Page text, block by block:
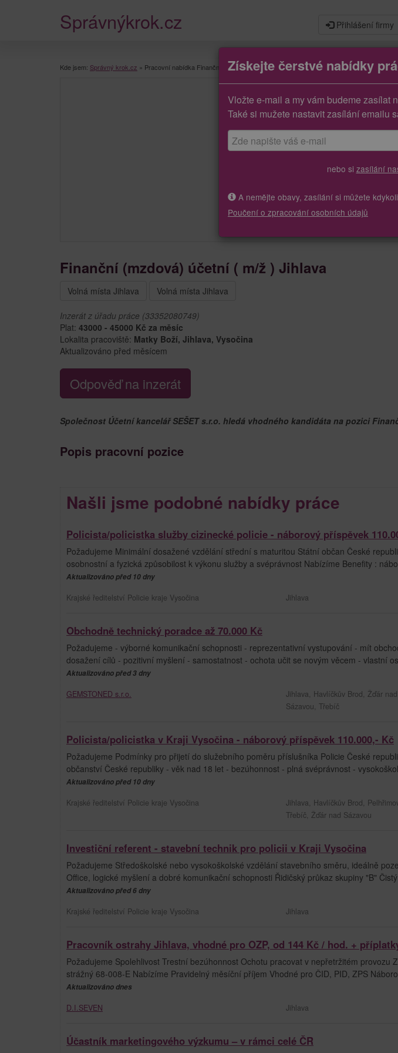
Správnýkrok.cz Přihlášení firmy
Kde jsem: Správný krok.cz » Pracovní nabídka Finanční (mzdová) účetní ( m/ž )
Finanční (mzdová) účetní ( m/ž ) Jihlava
Volná místa Jihlava Volná místa Jihlava
Inzerát z úřadu práce (33352080749)
Plat: 43000 - 45000 Kč za měsíc
Lokalita pracoviště: Matky Boží, Jihlava, Vysočina
Aktualizováno před měsícem
Odpověď na inzerát
Společnost Účetní kancelář SEŠET s.r.o. hledá vhodného kandidáta na pozici
Popis pracovní pozice
Našli jsme podobné nabídky práce
Policista/policistka služby cizinecké policie - náborový příspěvek
Požadujeme Minimální dosažené vzdělání střední s maturitou Státní občan České
osobnostní a fyzická způsobilost k výkonu služby a svéprávnost Nabízíme Benefity :
Aktualizováno před 10 dny
Krajské ředitelství Policie kraje Vysočina Jihlava
Obchodně technický poradce až 70.000 Kč
Požadujeme - výborné komunikační schopnosti - reprezentativní vystupování - mít
dosažení cílů - pozitivní myšlení - samostatnost - ochota učit se novým věcem - vlastní
Aktualizováno před 3 dny
GEMSTONED s.r.o.
Jihlava, Havlíčkův Brod, Žďár nad
Sázavou, Třebíč
Policista/policistka v Kraji Vysočina - náborový příspěvek 110.000,- Kč
Požadujeme Podmínky pro přijetí do služebního poměru příslušníka Policie České
občanství České republiky - věk nad 18 let - bezúhonnost - plná svéprávnost -
Aktualizováno před 10 dny
Krajské ředitelství Policie kraje Vysočina
Jihlava, Havlíčkův Brod,
Třebíč, Žďár nad Sázavou
Investiční referent - stavební technik pro policii v Kraji Vysočina
Požadujeme Středoškolské nebo vysokoškolské vzdělání stavebního směru, ideálně
Office, logické myšlení a dobré komunikační schopnosti Řidičský průkaz skupiny "B"
Aktualizováno před 6 dny
Krajské ředitelství Policie kraje Vysočina Jihlava
Pracovník ostrahy Jihlava, vhodné pro OZP, od 144 Kč / hod. +
Požadujeme Spolehlivost Trestní bezúhonnost Ochotu pracovat v nepřetržitém provozu
strážný 68-008-E Nabízíme Pravidelný měsíční příjem Vhodné pro ČID, PID, ZPS
Aktualizováno dnes
D.I.SEVEN Jihlava
Účastník marketingového výzkumu – v rámci celé ČR
Získejte čerstvé nabídky
Vložte e-mail a my vám budeme zasílat
Také si mužete nastavit zasílání emailu
nebo si zasílání
A nemějte obavy, zasílání si můžete
Poučení o zpracování osobních údajů